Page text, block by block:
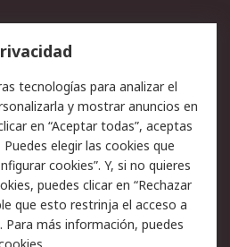
Devoluciones
Soporte técnico
Política de privacidad -
Actualizada
Seguridad de emails
tecnologías para analizar el
y mostrar anuncios en
en “Aceptar todas”, aceptas
elegir las cookies que
cookies”. Y, si no quieres
puedes clicar en “Rechazar
que esto restrinja el acceso a
Para más información, puedes